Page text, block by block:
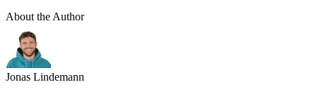
About the Author
Jonas Lindemann